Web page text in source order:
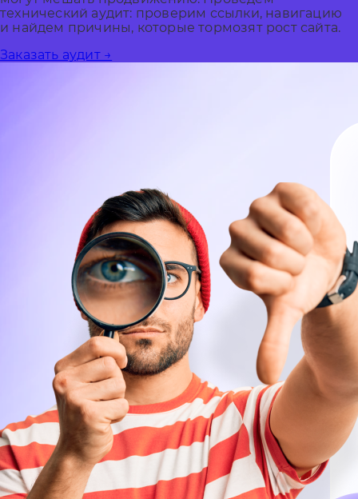
технический аудит: проверим ссылки, навигацию
и найдем причины, которые тормозят рост сайта.
Заказать аудит →